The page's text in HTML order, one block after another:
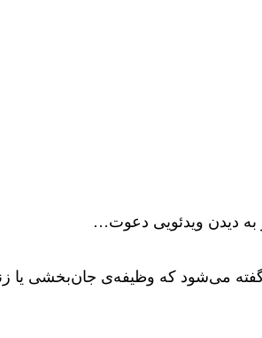
به دیدن ویدئویی دعوت…